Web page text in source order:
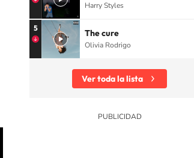
Harry Styles
5 The cure
Olivia Rodrigo
Ver toda la lista